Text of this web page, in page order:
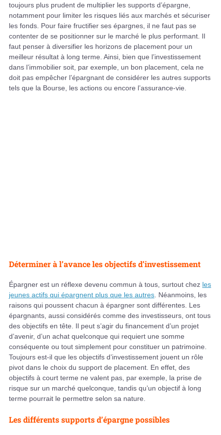
toujours plus prudent de multiplier les supports d’épargne,
notamment pour limiter les risques liés aux marchés et sécuriser
les fonds. Pour faire fructifier ses épargnes, il ne faut pas se
contenter de se positionner sur le marché le plus performant. Il
faut penser à diversifier les horizons de placement pour un
meilleur résultat à long terme. Ainsi, bien que l’investissement
dans l’immobilier soit, par exemple, un bon placement, cela ne
doit pas empêcher l’épargnant de considérer les autres supports
tels que la Bourse, les actions ou encore l’assurance-vie.
Déterminer à l’avance les objectifs d’investissement
Épargner est un réflexe devenu commun à tous, surtout chez les
jeunes actifs qui épargnent plus que les autres . Néanmoins, les
raisons qui poussent chacun à épargner sont différentes. Les
épargnants, aussi considérés comme des investisseurs, ont tous
des objectifs en tête. Il peut s’agir du financement d’un projet
d’avenir, d’un achat quelconque qui requiert une somme
conséquente ou tout simplement pour constituer un patrimoine.
Toujours est-il que les objectifs d’investissement jouent un rôle
pivot dans le choix du support de placement. En effet, des
objectifs à court terme ne valent pas, par exemple, la prise de
risque sur un marché quelconque, tandis qu’un objectif à long
terme pourrait le permettre selon sa nature.
Les différents supports d’épargne possibles